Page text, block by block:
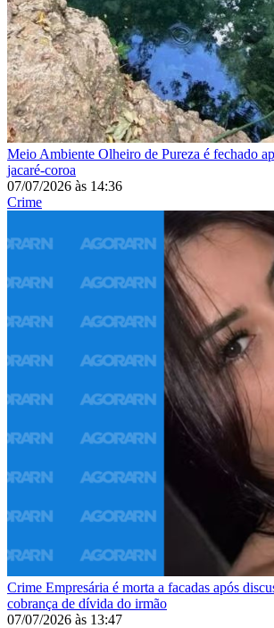
Meio Ambiente Olheiro de Pureza é fechado
jacaré-coroa
07/07/2026 às 14:36
Crime
Crime Empresária é morta a facadas após
cobrança de dívida do irmão
07/07/2026 às 13:47